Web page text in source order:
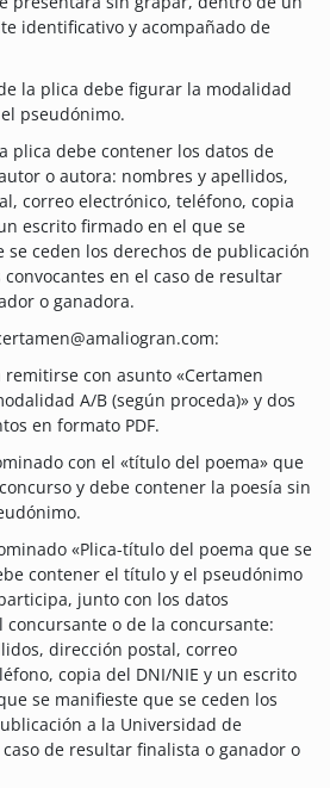
identificativo y acompañado de
la plica debe figurar la modalidad
pseudónimo.
plica debe contener los datos de
o autora: nombres y apellidos,
correo electrónico, teléfono, copia
escrito firmado en el que se
se ceden los derechos de publicación
convocantes en el caso de resultar
o ganadora.
remitirse con asunto «Certamen
A/B (según proceda)» y dos
en formato PDF.
con el «título del poema» que
y debe contener la poesía sin
«Plica-título del poema que se
contener el título y el pseudónimo
junto con los datos
concursante o de la concursante:
dirección postal, correo
copia del DNI/NIE y un escrito
se manifieste que se ceden los
a la Universidad de
de resultar finalista o ganador o